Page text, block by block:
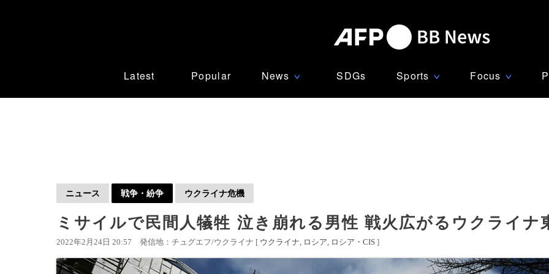
Latest Popular News ∨ SDGs Sports ∨ Focus ∨
ニュース 戦争・紛争 ウクライナ危機
ミサイルで民間人犠牲 泣き崩れる男性 戦火広がるウクライナ
2022年2月24日 20:57 発信地：チュグエフ/ウクライナ [ ウクライナ ロシア ロシア・CIS ]